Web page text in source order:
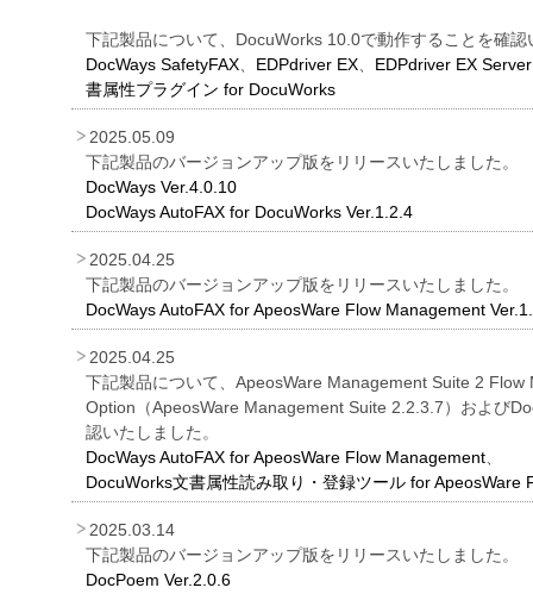
を
支
援
下記製品について、DocuWorks 10.0で動作することを確認
DocWays SafetyFAX
EDPdriver EX EDPdriver EX Server
書属性プラグイン for DocuWorks
2025.05.09
下記製品のバージョンアップ版をリリースいたしました。
DocWays Ver.4.0.10
DocWays AutoFAX for DocuWorks Ver.1.2.4
2025.04.25
下記製品のバージョンアップ版をリリースいたしました。
DocWays AutoFAX for ApeosWare Flow Management
2025.04.25
下記製品について、ApeosWare Management Suite 2 Flow
Option（ApeosWare Management Suite 2.2.3.7）および
認いたしました。
DocWays AutoFAX for ApeosWare Flow Management
DocuWorks文書属性読み取り・登録ツール for ApeosWare
2025.03.14
下記製品のバージョンアップ版をリリースいたしました。
DocPoem Ver.2.0.6